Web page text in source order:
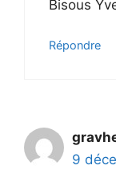
Bisous
Répondre
9